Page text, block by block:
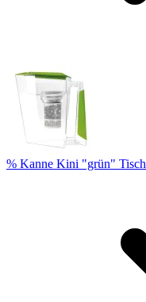
% Kanne Kini "grün"